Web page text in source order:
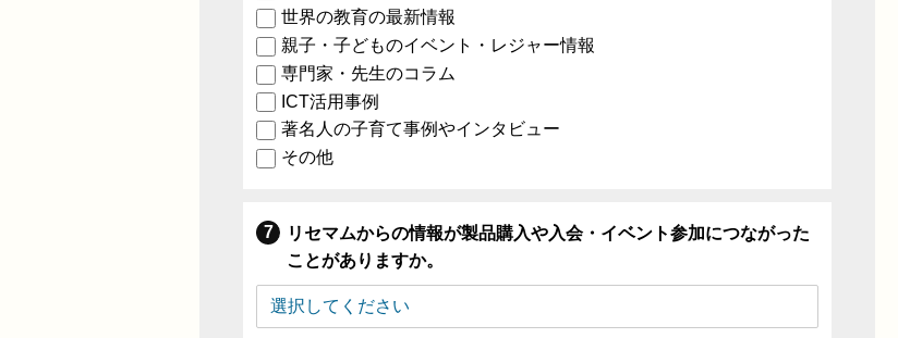
世界の教育の最新情報
親子・子どものイベント・レジャー情報
専門家・先生のコラム
ICT活用事例
著名人の子育て事例やインタビュー
その他
リセマムからの情報が製品購入や入会・イベント参加につながった
ことがありますか。